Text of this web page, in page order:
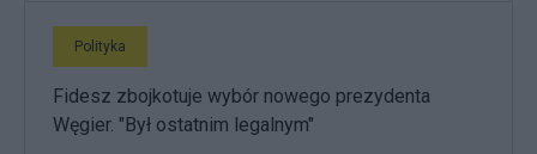
Polityka
Fidesz zbojkotuje wybór nowego prezydenta
Węgier. "Był ostatnim legalnym"